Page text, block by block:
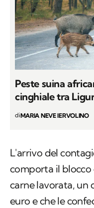
Peste suina
cinghiale tra
diMARIA NEVE IERVOLINO
L'arrivo del
comporta il blocco
carne lavorata, un
euro e che le